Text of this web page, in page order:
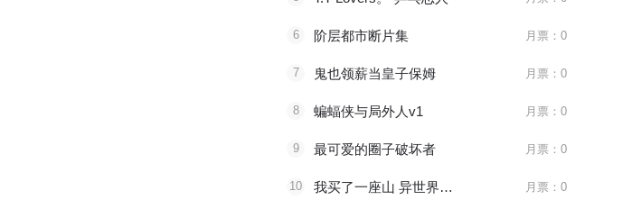
6 阶层都市断片集 月票：0
7 鬼也领薪当皇子保姆 月票：0
8 蝙蝠侠与局外人v1 月票：0
9 最可爱的圈子破坏者 月票：0
10 我买了一座山 异世界生活其实也不赖 月票：0